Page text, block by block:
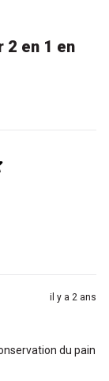
2 en 1 en
il y a 2 ans
du pain